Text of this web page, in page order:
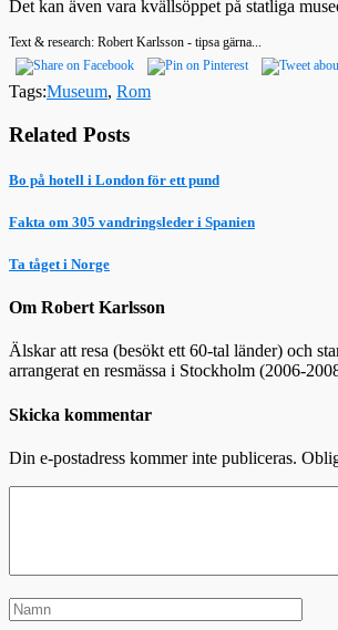
Det kan även vara kvällsöppet på statliga
Text & research: Robert Karlsson - tipsa gärna...
Tags:Museum, Rom
Related Posts
Bo på hotell i London för ett pund
Fakta om 305 vandringsleder i Spanien
Ta tåget i Norge
Om Robert Karlsson
Älskar att resa (besökt ett 60-tal länder) och
arrangerat en resmässa i Stockholm (2006-
Skicka kommentar
Din e-postadress kommer inte publiceras.